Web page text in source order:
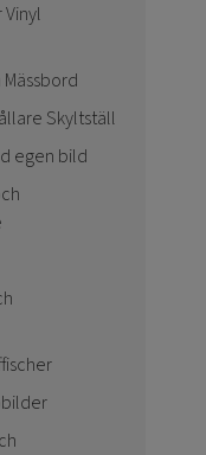
Skyltställ
egen bild